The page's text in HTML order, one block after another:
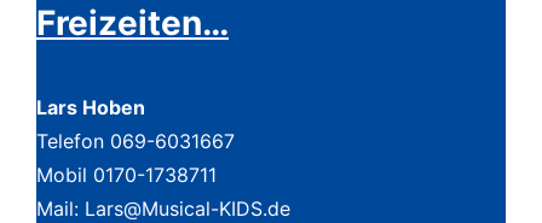
Freizeiten…
Lars Hoben
Telefon 069-6031667
Mobil 0170-1738711
Mail: Lars@Musical-KIDS.de